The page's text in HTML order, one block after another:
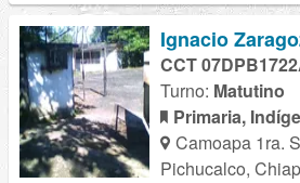
Ignacio
CCT
Turno: Matutino
Primaria,
Camoapa 1ra.
Pichucalco,